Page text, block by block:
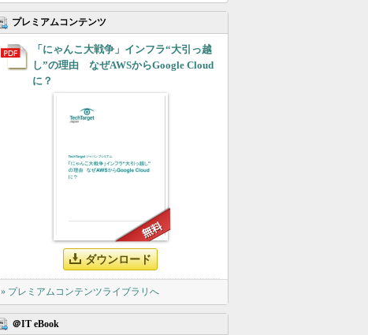
プレミアムコンテンツ
「にゃんこ大戦争」インフラ“大引っ越
し”の理由 なぜAWSからGoogle Cloud
に？
ダウンロード
» プレミアムコンテンツライブラリへ
＠IT eBook